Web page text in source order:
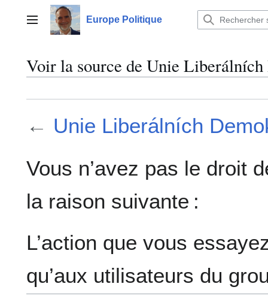
contenuMenu principalEurope Politique
Voir la source de Unie
← Unie Liberálních
Vous n’avez pas le droit
la raison suivante :
L’action que vous
qu’aux utilisateurs du